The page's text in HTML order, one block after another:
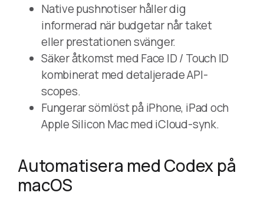
Native pushnotiser håller dig
informerad när budgetar når taket
eller prestationen svänger.
Säker åtkomst med Face ID / Touch ID
kombinerat med detaljerade API-
scopes.
Fungerar sömlöst på iPhone, iPad och
Apple Silicon Mac med iCloud-synk.
Automatisera med Codex på
macOS